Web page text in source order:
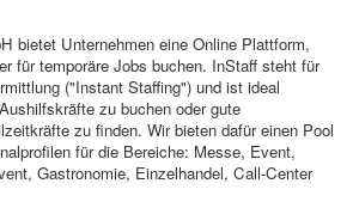
bietet Unternehmen eine Online Plattform,
für temporäre Jobs buchen. InStaff steht für
("Instant Staffing") und ist ideal
zu buchen oder gute
zu finden. Wir bieten dafür einen Pool
für die Bereiche: Messe, Event,
Gastronomie, Einzelhandel, Call-Center